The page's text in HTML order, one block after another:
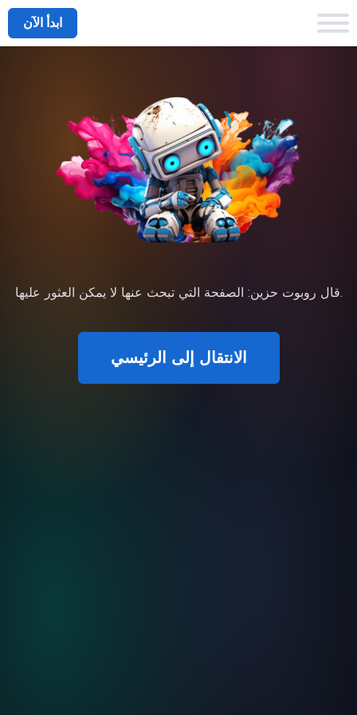
ابدأ الآن
قال روبوت حزين: الصفحة التي تبحث عنها لا يمكن العثور عليها.
الانتقال إلى الرئيسي